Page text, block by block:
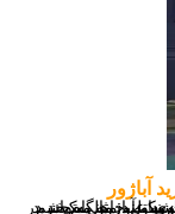
آباژور
چشمگیری داشته باشد.